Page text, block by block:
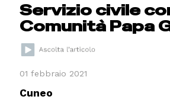
Servizio civile
Comunità Papa
01 febbraio 2021
Cuneo